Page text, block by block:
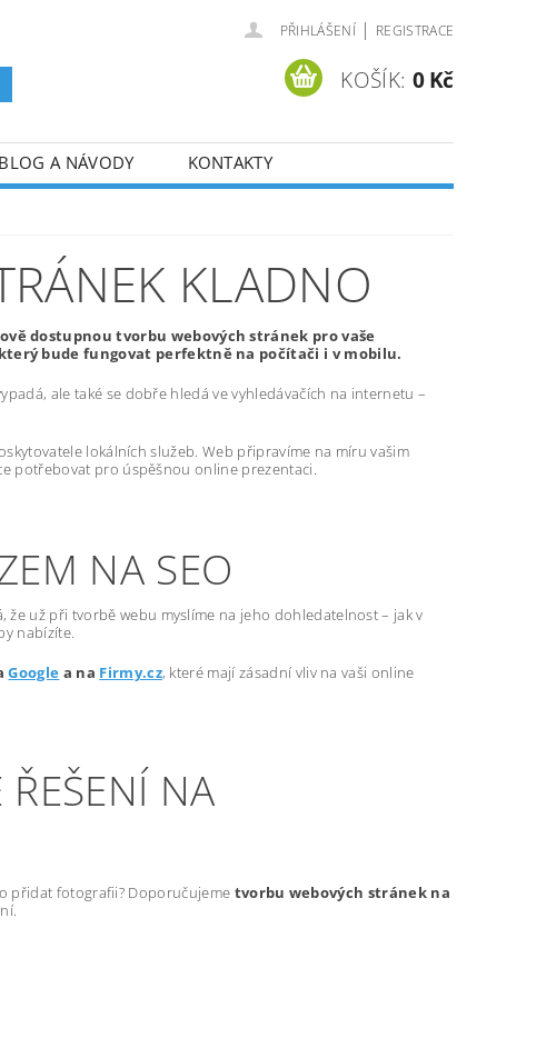
PŘIHLÁŠENÍ | REGISTRACE
KOŠÍK: 0 Kč
BLOG A NÁVODY KONTAKTY
KLADNO
dostupnou tvorbu webových stránek pro vaše
bude fungovat perfektně na počítači i v mobilu.
ale také se dobře hledá ve vyhledávačích na internetu –
lokálních služeb. Web připravíme na míru vašim
potřebovat pro úspěšnou online prezentaci.
NA SEO
že už při tvorbě webu myslíme na jeho dohledatelnost – jak v
nabízíte.
Google a na Firmy.cz, které mají zásadní vliv na vaši online
NA
přidat fotografii? Doporučujeme tvorbu webových stránek na